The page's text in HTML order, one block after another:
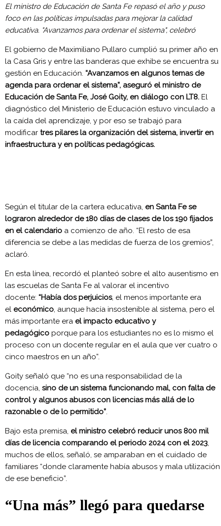
El ministro de Educación de Santa Fe repasó el año y puso
foco en las políticas impulsadas para mejorar la calidad
educativa. "Avanzamos para ordenar el sistema", celebró
El gobierno de Maximiliano Pullaro cumplió su primer año en
la Casa Gris y entre las banderas que exhibe se encuentra su
gestión en Educación. “Avanzamos en algunos temas de
agenda para ordenar el sistema”, aseguró el ministro de
Educación de Santa Fe, José Goity, en diálogo con LT8. El
diagnóstico del Ministerio de Educación estuvo vinculado a
la caída del aprendizaje, y por eso se trabajó para
modificar tres pilares la organización del sistema, invertir en
infraestructura y en políticas pedagógicas.
Según el titular de la cartera educativa, en Santa Fe se
lograron alrededor de 180 días de clases de los 190 fijados
en el calendario a comienzo de año. “El resto de esa
diferencia se debe a las medidas de fuerza de los gremios”,
aclaró.
En esta línea, recordó el planteó sobre el alto ausentismo en
las escuelas de Santa Fe al valorar el incentivo
docente: “Había dos perjuicios, el menos importante era
el económico, aunque hacía insostenible al sistema, pero el
más importante era el impacto educativo y
pedagógico porque para los estudiantes no es lo mismo el
proceso con un docente regular en el aula que ver cuatro o
cinco maestros en un año”.
Goity señaló que “no es una responsabilidad de la
docencia, sino de un sistema funcionando mal, con falta de
control y algunos abusos con licencias más allá de lo
razonable o de lo permitido”.
Bajo esta premisa, el ministro celebró reducir unos 800 mil
días de licencia comparando el periodo 2024 con el 2023,
muchos de ellos, señaló, se amparaban en el cuidado de
familiares “donde claramente había abusos y mala utilización
de ese beneficio”.
“Una más” llegó para quedarse